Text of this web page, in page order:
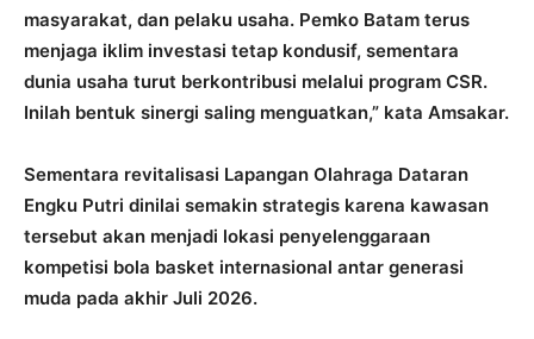
masyarakat, dan pelaku usaha. Pemko Batam terus
menjaga iklim investasi tetap kondusif, sementara
dunia usaha turut berkontribusi melalui program CSR.
Inilah bentuk sinergi saling menguatkan,” kata Amsakar.
Sementara revitalisasi Lapangan Olahraga Dataran
Engku Putri dinilai semakin strategis karena kawasan
tersebut akan menjadi lokasi penyelenggaraan
kompetisi bola basket internasional antar generasi
muda pada akhir Juli 2026.